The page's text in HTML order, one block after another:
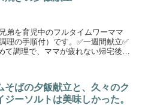
弟を育児中のフルタイムワーママ
理の手順付）です。✅一週間献立✅
て調理で、ママが疲れない帰宅後の
そばの夕飯献立と、久々のク
ジーソルトは美味しかった。